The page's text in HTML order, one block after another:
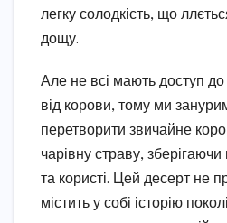
легку солодкість, що
дощу.
Але не всі мають доступ
від корови, тому ми
перетворити звичайне
чарівну страву,
та користі. Цей десерт не
містить у собі історію